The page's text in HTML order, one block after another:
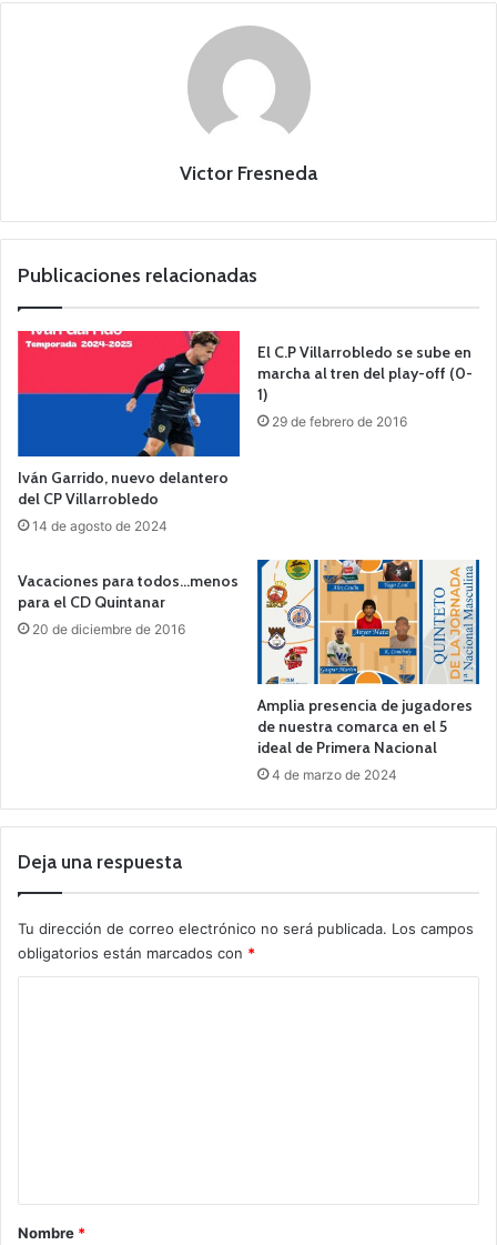
Victor Fresneda
Publicaciones relacionadas
Iván Garrido, nuevo delantero
del CP Villarrobledo
14 de agosto de 2024
El C.P Villarrobledo se sube en
marcha al tren del play-off (0-
1)
29 de febrero de 2016
Vacaciones para todos…menos
para el CD Quintanar
20 de diciembre de 2016
Amplia presencia de jugadores
de nuestra comarca en el 5
ideal de Primera Nacional
4 de marzo de 2024
Deja una respuesta
Tu dirección de correo electrónico no será publicada. Los campos
obligatorios están marcados con *
r
Nombre *